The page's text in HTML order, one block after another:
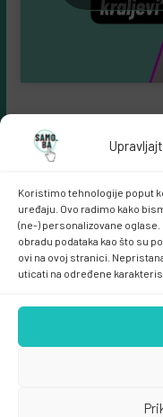
Koristimo tehnologije poput
uređaju. Ovo radimo kako
(ne-) personalizovane
obradu podataka kao što su
ovi na ovoj stranici.
uticati na određene
Samo.ba MARKETING